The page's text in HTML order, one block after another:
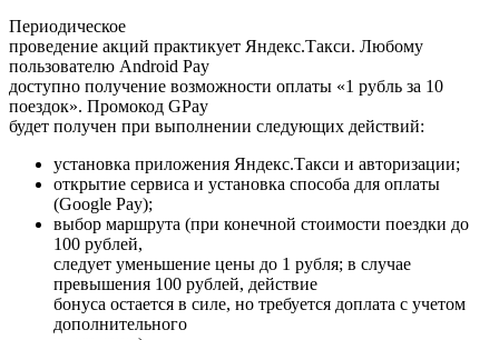
Периодическое
проведение акций практикует Яндекс.Такси. Любому
пользователю Android Pay
доступно получение возможности оплаты «1 рубль за 10
поездок». Промокод GPay
будет получен при выполнении следующих действий:
установка приложения Яндекс.Такси и авторизации;
открытие сервиса и установка способа для оплаты
(Google Pay);
выбор маршрута (при конечной стоимости поездки до
100 рублей,
следует уменьшение цены до 1 рубля; в случае
превышения 100 рублей, действие
бонуса остается в силе, но требуется доплата с учетом
дополнительного